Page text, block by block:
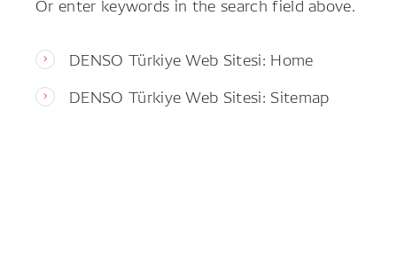
DENSO Türkiye Web Sitesi: Home
DENSO Türkiye Web Sitesi: Sitemap